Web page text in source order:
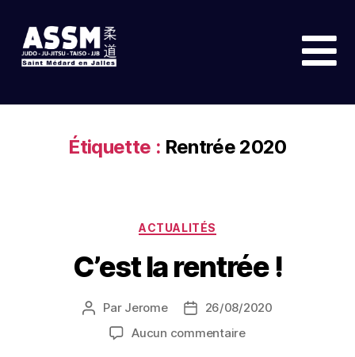
Étiquette : Rentrée 2020
ACTUALITÉS
C’est la rentrée !
Par Jerome
26/08/2020
Aucun commentaire